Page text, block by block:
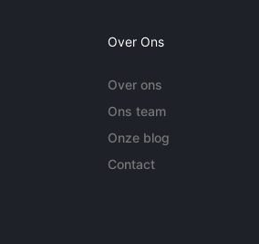
Over Ons
Over ons
Ons team
Onze blog
Contact